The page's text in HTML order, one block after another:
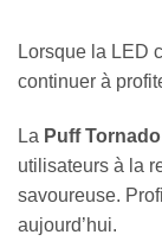
Lorsque la LED
continuer à
La Puff
utilisateurs à la
savoureuse.
aujourd’hui.